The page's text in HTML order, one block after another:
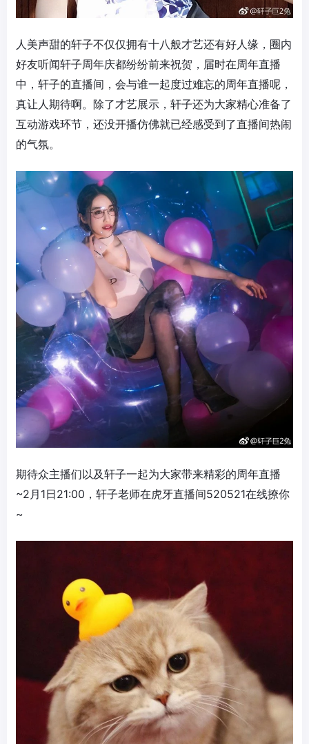
人美声甜的轩子不仅仅拥有十八般才艺还有好人缘，圈内
好友听闻轩子周年庆都纷纷前来祝贺，届时在周年直播
中，轩子的直播间，会与谁一起度过难忘的周年直播呢，
真让人期待啊。除了才艺展示，轩子还为大家精心准备了
互动游戏环节，还没开播仿佛就已经感受到了直播间热闹
的气氛。
期待众主播们以及轩子一起为大家带来精彩的周年直播
~2月1日21:00，轩子老师在虎牙直播间520521在线撩你
~